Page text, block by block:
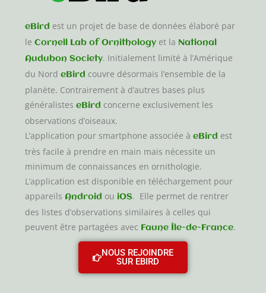
eBird est un projet de base de données élaboré par
leCornell Lab of Ornithology et la National
Audubon Society. Initialement limité à l’Amérique
du NordeBird couvre désormais l’ensemble de la
planète. Contrairement à d’autres bases plus
généralisteseBird concerne exclusivement les
observations d’oiseaux.
L’application pour smartphone associée àeBird est
très facile à prendre en main mais nécessite un
minimum de connaissances en ornithologie.
L’application est disponible en téléchargement pour
appareils Android ou iOS. Elle permet de rentrer
des listes d’observations similaires à celles qui
peuvent être partagées avec Faune Île-de-France.
NOUS REJOINDRE
SUR EBIRD